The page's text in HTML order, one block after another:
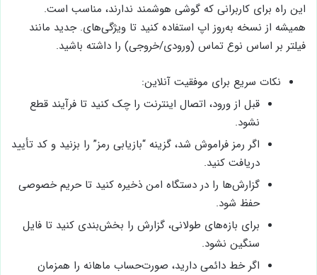
این راه برای کاربرانی که گوشی هوشمند ندارند، مناسب است.
همیشه از نسخه به‌روز اپ استفاده کنید تا ویژگی‌های. جدید مانند
فیلتر بر اساس نوع تماس (ورودی/خروجی) را داشته باشید.
نکات سریع برای موفقیت آنلاین:
قبل از ورود، اتصال اینترنت را چک کنید تا فرآیند قطع
نشود.
اگر رمز فراموش شد، گزینه “بازیابی رمز” را بزنید و کد تأیید
دریافت کنید.
گزارش‌ها را در دستگاه امن ذخیره کنید تا حریم خصوصی
حفظ شود.
برای بازه‌های طولانی، گزارش را بخش‌بندی کنید تا فایل
سنگین نشود.
اگر خط دائمی دارید، صورت‌حساب ماهانه را همزمان